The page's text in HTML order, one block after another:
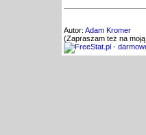
Autor: Adam Kromer
(Zapraszam też na moją